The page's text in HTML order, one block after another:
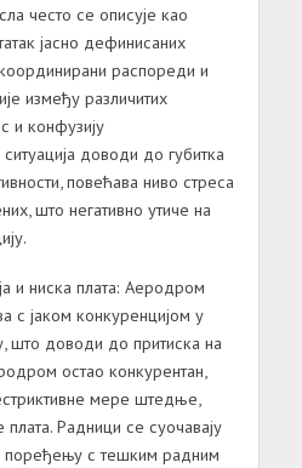
често се описује као
јасно дефинисаних
распореди и
између различитих
и конфузију
доводи до губитка
повећава ниво стреса
што негативно утиче на
и ниска плата: Аеродром
с јаком конкуренцијом у
што доводи до притиска на
остао конкурентан,
мере штедње,
Радници се суочавају
с тешким радним